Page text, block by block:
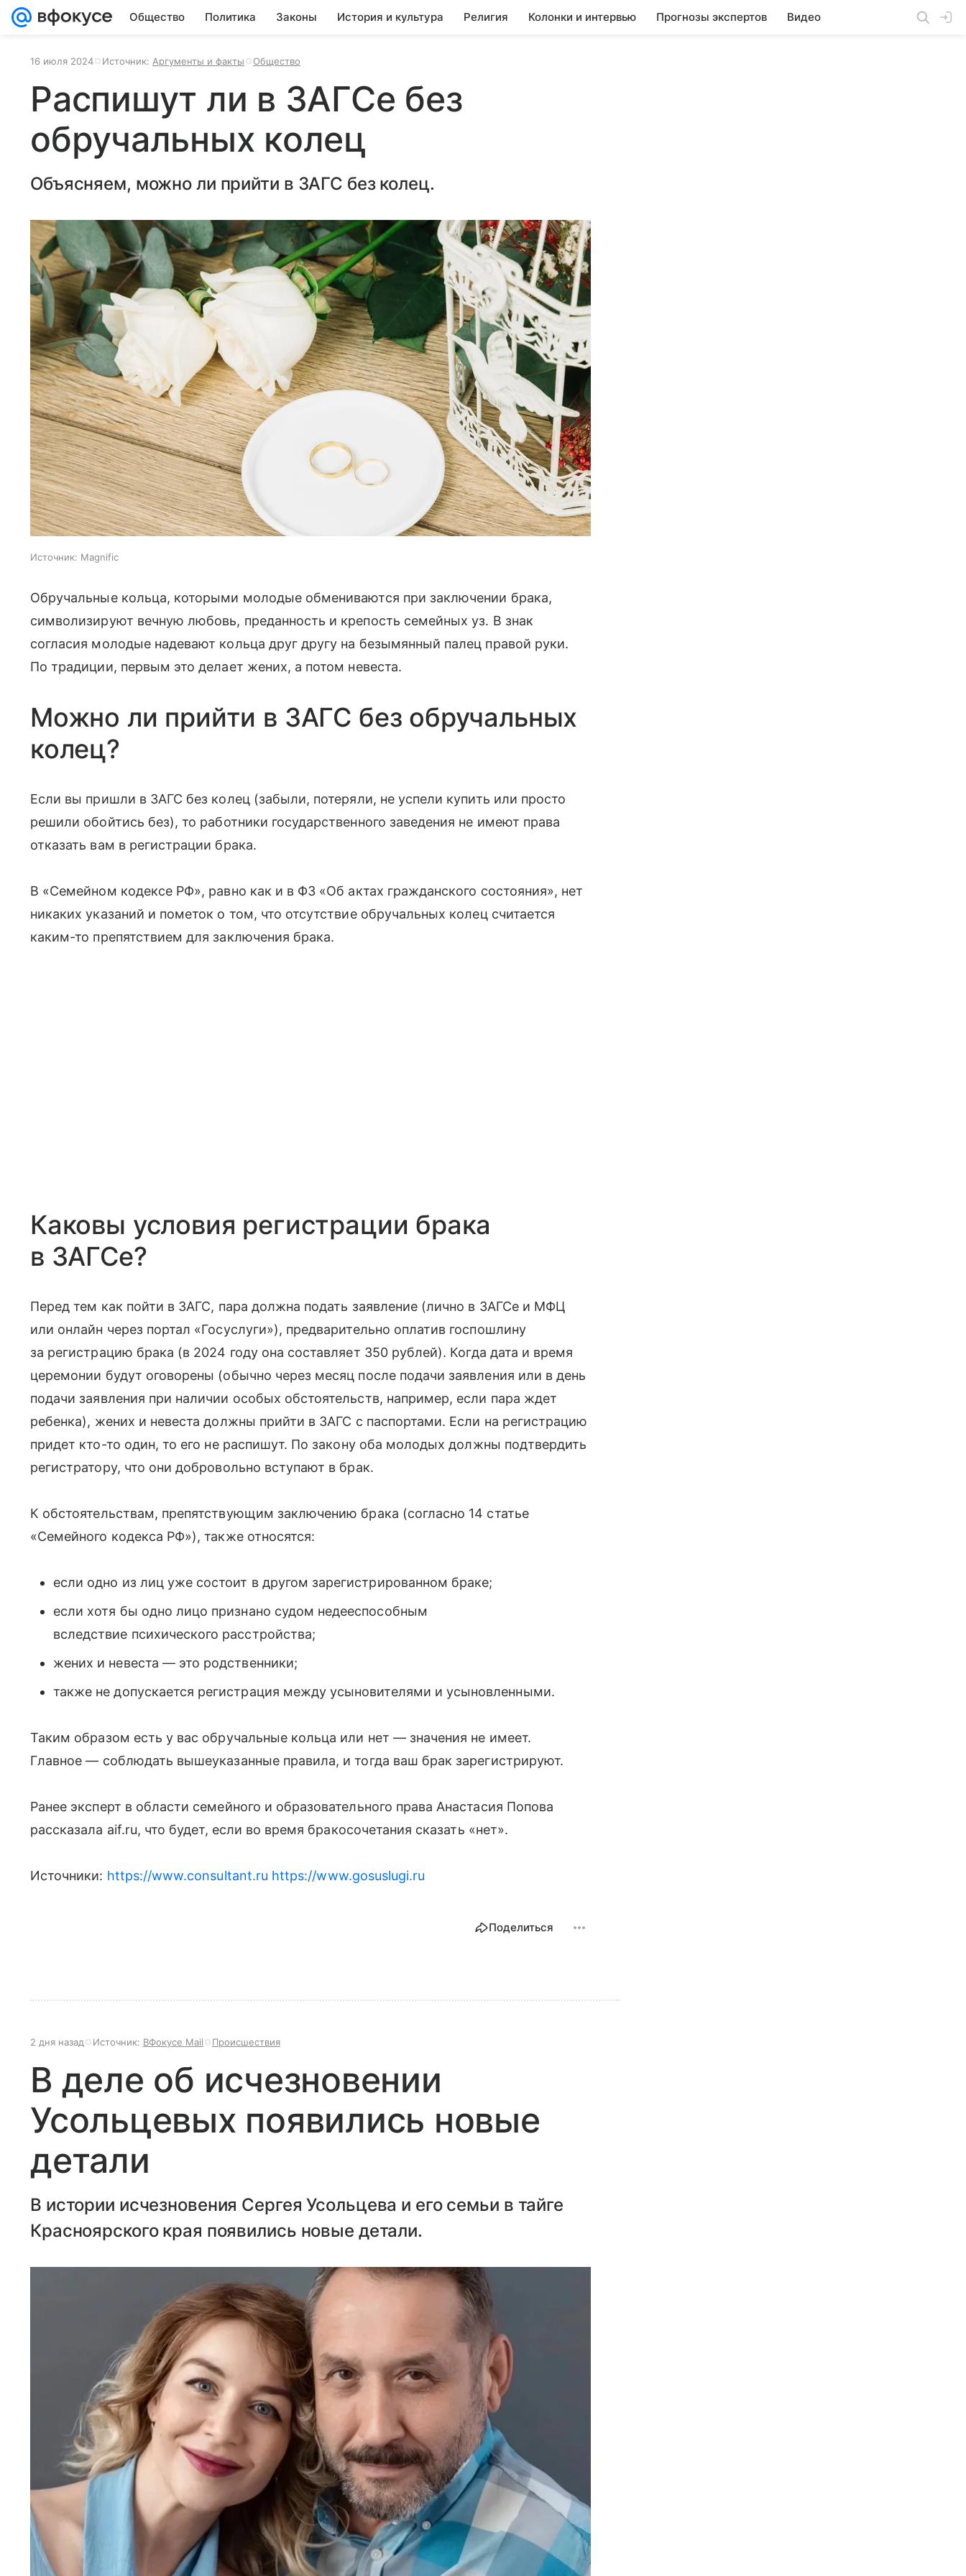
Общество Политика Законы История и культура Религия Колонки и интервью Прогнозы экспертов Видео
16 июля 2024 Источник: Аргументы и факты Общество
Распишут ли в ЗАГСе без
обручальных колец
Объясняем, можно ли прийти в ЗАГС без колец.
Источник: Magnific
Обручальные кольца, которыми молодые обмениваются при заключении брака,
символизируют вечную любовь, преданность и крепость семейных уз. В знак
согласия молодые надевают кольца друг другу на безымянный палец правой руки.
По традиции, первым это делает жених, а потом невеста.
Можно ли прийти в ЗАГС без обручальных
колец?
Если вы пришли в ЗАГС без колец (забыли, потеряли, не успели купить или просто
решили обойтись без), то работники государственного заведения не имеют права
отказать вам в регистрации брака.
В «Семейном кодексе РФ», равно как и в ФЗ «Об актах гражданского состояния», нет
никаких указаний и пометок о том, что отсутствие обручальных колец считается
каким-то препятствием для заключения брака.
Каковы условия регистрации брака
в ЗАГСе?
Перед тем как пойти в ЗАГС, пара должна подать заявление (лично в ЗАГСе и МФЦ
или онлайн через портал «Госуслуги»), предварительно оплатив госпошлину
за регистрацию брака (в 2024 году она составляет 350 рублей). Когда дата и время
церемонии будут оговорены (обычно через месяц после подачи заявления или в день
подачи заявления при наличии особых обстоятельств, например, если пара ждет
ребенка), жених и невеста должны прийти в ЗАГС с паспортами. Если на регистрацию
придет кто-то один, то его не распишут. По закону оба молодых должны подтвердить
регистратору, что они добровольно вступают в брак.
К обстоятельствам, препятствующим заключению брака (согласно 14 статье
«Семейного кодекса РФ»), также относятся:
если одно из лиц уже состоит в другом зарегистрированном браке;
если хотя бы одно лицо признано судом недееспособным
вследствие психического расстройства;
жених и невеста — это родственники;
также не допускается регистрация между усыновителями и усыновленными.
Таким образом есть у вас обручальные кольца или нет — значения не имеет.
Главное — соблюдать вышеуказанные правила, и тогда ваш брак зарегистрируют.
Ранее эксперт в области семейного и образовательного права Анастасия Попова
рассказала aif.ru, что будет, если во время бракосочетания сказать «нет».
Источники: https://www.consultant.ru https://www.gosuslugi.ru
Поделиться
2 дня назад Источник: ВФокусе Mail Происшествия
В деле об исчезновении
Усольцевых появились новые
детали
В истории исчезновения Сергея Усольцева и его семьи в тайге
Красноярского края появились новые детали.